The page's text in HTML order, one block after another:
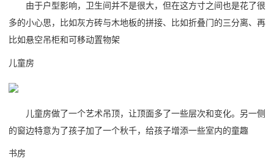
由于户型影响，卫生间并不是很大，但在这方寸之间也是花了很
多的小心思，比如灰方砖与木地板的拼接、比如折叠门的三分离、再
比如悬空吊柜和可移动置物架
儿童房
儿童房做了一个艺术吊顶，让顶面多了一些层次和变化。另一侧
的窗边特意为了孩子加了一个秋千，给孩子增添一些室内的童趣
书房